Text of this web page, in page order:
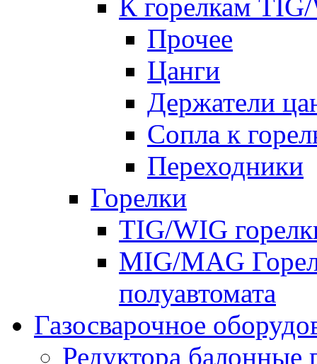
К горелкам
Прочее
Цанги
Держатели
Сопла к
Переходники
Горелки
TIG/WIG
MIG/MAG
полуавтомата
Газосварочное
Редуктора балонные